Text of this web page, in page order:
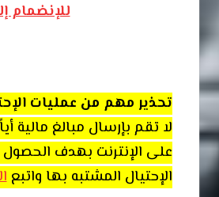
للإنضمام
تحذير مهم من عمليات
لا تقم بإرسال مبالغ
على الإنترنت بهدف الحصول
الإحتيال المشتبه بها واتبع